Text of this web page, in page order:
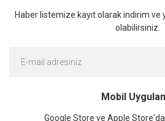
Haber listemize kayıt olarak indirim
olabilirsiniz.
Mobil
Google Store ve Apple